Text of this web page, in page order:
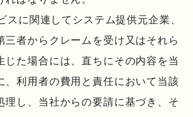
スに関連してシステム提供元企業、
三者からクレームを受け又はそれら
じた場合には、直ちにその内容を当
、利用者の費用と責任において当該
理し、当社からの要請に基づき、そ